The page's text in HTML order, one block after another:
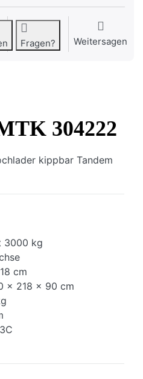
Fragen? Weitersagen
304222
kippbar Tandem
3000 kg
cm
x 218 x 90 cm